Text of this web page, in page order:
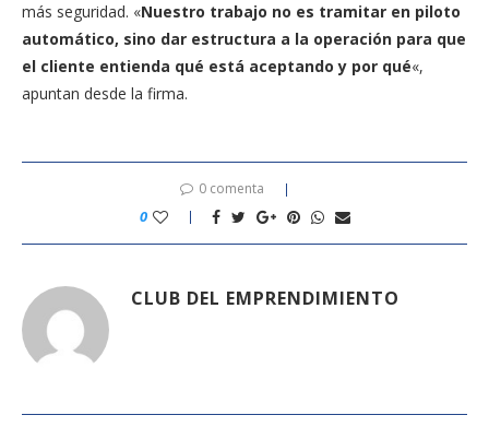
más seguridad. «Nuestro trabajo no es tramitar en piloto
automático, sino dar estructura a la operación para que
el cliente entienda qué está aceptando y por qué«,
apuntan desde la firma.
0 comenta
0
CLUB DEL EMPRENDIMIENTO